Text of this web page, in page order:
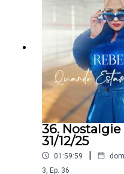
j'avais 20
bomInconnu és
koduroAna
lareiraRebeca na
c'est triste
danser ce soir
36.
31/12/25
01:59:59 |
3 Ep. 36